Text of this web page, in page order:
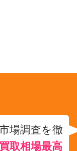
場調査を徹
買取相場最高